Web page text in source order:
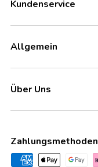
Kundenservice
Allgemein
Über Uns
Zahlungsmethoden